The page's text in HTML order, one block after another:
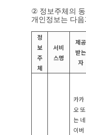
② 정보주체의
개인정보는 다
정
보
주
체
서비
스명
제공
받는
자
카카
오 또
는 네
이버